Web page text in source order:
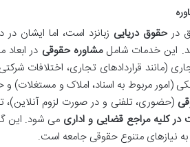
درحقوق دریایی زبانزد است، اما ایشان
این خدمات شاملمشاوره حقوقی در
(مانند قراردادهای تجاری، اختلافات
(امور مربوط به اسناد، املاک و مستغلات)
(حضوری، تلفنی و در صورت لزوم آنلاین)،
در کلیه مراجع قضایی و اداری می شود. این
نیازهای متنوع حقوقی جامعه است.